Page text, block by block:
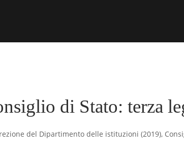
di Stato: terza
del Dipartimento delle istituzioni (2019),